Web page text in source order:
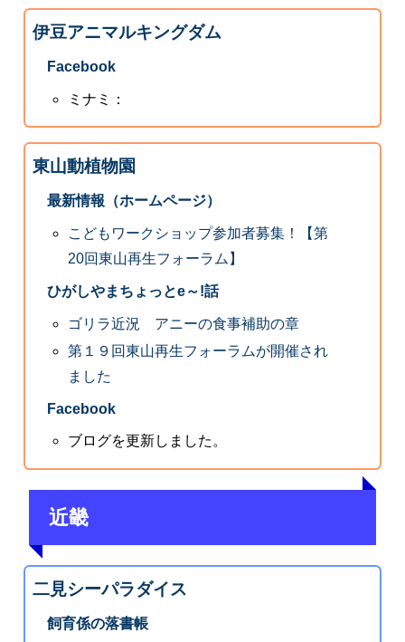
伊豆アニマルキングダム
Facebook
ミナミ：
東山動植物園
最新情報（ホームページ）
こどもワークショップ参加者募集！【第
20回東山再生フォーラム】
ひがしやまちょっとe～!話
ゴリラ近況 アニーの食事補助の章
第１９回東山再生フォーラムが開催され
ました
Facebook
ブログを更新しました。
近畿
二見シーパラダイス
飼育係の落書帳